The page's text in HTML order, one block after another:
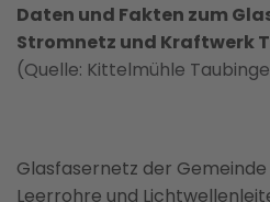
Daten und Fakten zum
Stromnetz und Kraftwerk
(Quelle: Kittelmühle
Glasfasernetz der
Leerrohre und